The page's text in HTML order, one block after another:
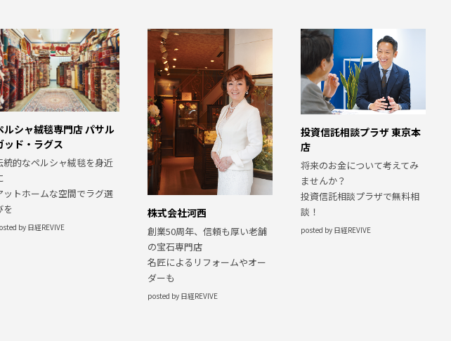
ルシャ絨毯専門店 パサル
ッド・ラグス
統的なペルシャ絨毯を身近
ットホームな空間でラグ選
を
by 日経REVIVE
株式会社河西
創業50周年、信頼も厚い老舗
の宝石専門店
名匠によるリフォームやオー
ダーも
posted by 日経REVIVE
投資信託相談プラザ 東京本
店
将来のお金について考えてみ
ませんか？
投資信託相談プラザで無料相
談！
posted by 日経REVIVE